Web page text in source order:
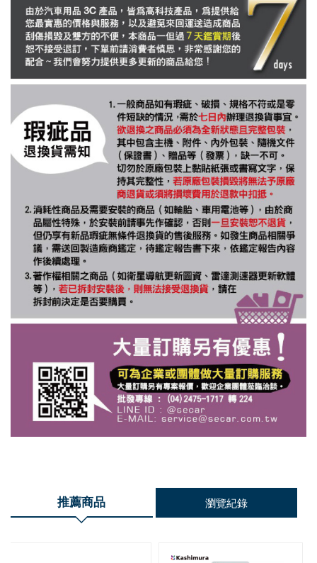
推薦商品 瀏覽紀錄